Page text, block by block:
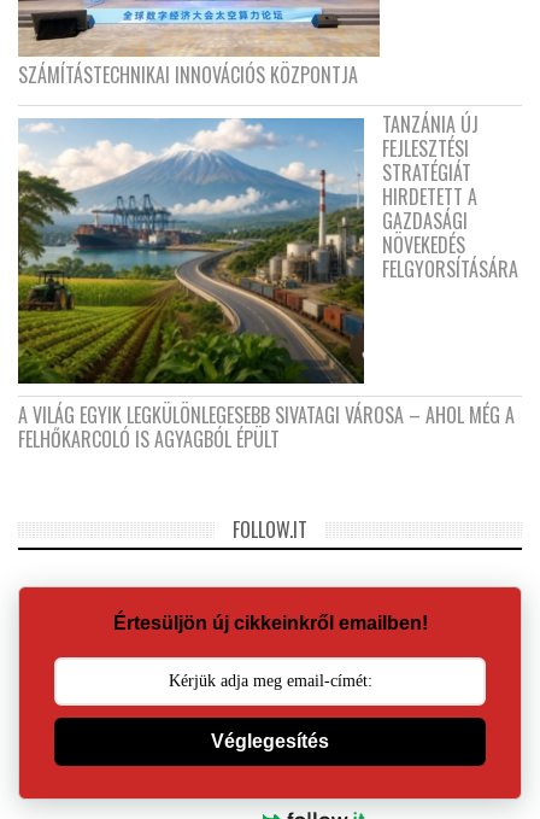
SZÁMÍTÁSTECHNIKAI INNOVÁCIÓS KÖZPONTJA
TANZÁNIA ÚJ
FEJLESZTÉSI
STRATÉGIÁT
HIRDETETT A
GAZDASÁGI
NÖVEKEDÉS
FELGYORSÍTÁSÁRA
A VILÁG EGYIK LEGKÜLÖNLEGESEBB SIVATAGI VÁROSA – AHOL MÉG A
FELHŐKARCOLÓ IS AGYAGBÓL ÉPÜLT
FOLLOW.IT
Értesüljön új cikkeinkről emailben!
Véglegesítés